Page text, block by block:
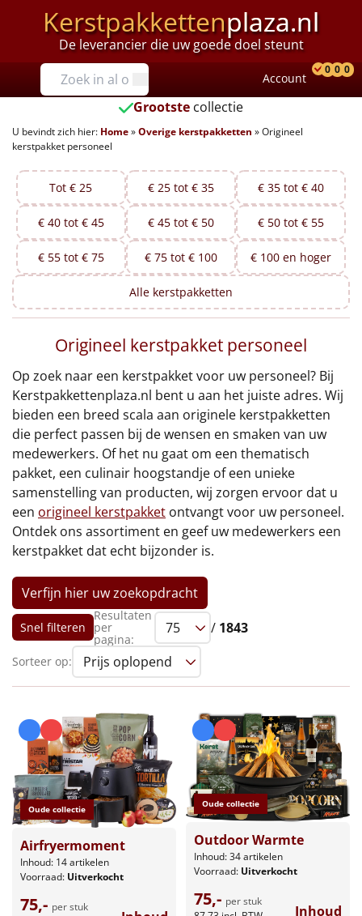
Kerstpakkettenplaza.nl
De leverancier die uw goede doel steunt
Prijzen
Tot €25
€25 tot €35
€35 tot €40
€40 tot €45
€45 tot €50
€50 tot €55
€75 tot €100
€100 en hoger
Alle kerstpakketten 2026
Thema
Origineel
Rituals
Luxe
Mannen
Vrouwen
Duurzaam
Leuke
Goedkope
Uniek
Alle thema's
Artikel
Account
0 0 0
Grootste collectie
U bevindt zich hier: Home»Overige kerstpakketten »Origineel
kerstpakket personeel
Tot € 25 € 25 tot € 35 € 35 tot € 40
€ 40 tot € 45 € 45 tot € 50 € 50 tot € 55
€ 55 tot € 75 € 75 tot € 100 € 100 en hoger
Alle kerstpakketten
Origineel kerstpakket personeel
Op zoek naar een kerstpakket voor uw personeel? Bij
Kerstpakkettenplaza.nl bent u aan het juiste adres. Wij
bieden een breed scala aan originele kerstpakketten
die perfect passen bij de wensen en smaken van uw
medewerkers. Of het nu gaat om een thematisch
pakket, een culinair hoogstandje of een unieke
samenstelling van producten, wij zorgen ervoor dat u
een origineel kerstpakket ontvangt voor uw personeel.
Ontdek ons assortiment en geef uw medewerkers een
kerstpakket dat echt bijzonder is.
Verfijn hier uw zoekopdracht
Snel filteren
Resultaten
per
pagina:
/ 1843
Sorteer op:
Oude collectie
Airfryermoment
Inhoud: 14 artikelen
Voorraad: Uitverkocht
75,- per stuk
Oude collectie
Outdoor Warmte
Inhoud: 34 artikelen
Voorraad: Uitverkocht
75,- per stuk
Inhoud